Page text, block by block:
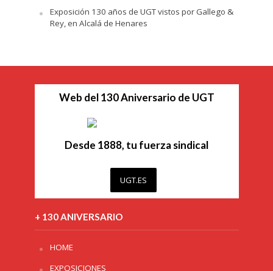
Exposición 130 años de UGT vistos por Gallego &
Rey, en Alcalá de Henares
Web del 130 Aniversario de UGT
Desde 1888, tu fuerza sindical
UGT.ES
+ 130 ANIVERSARIO
HOME
EXPOSICIONES